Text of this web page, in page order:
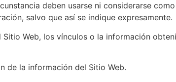
deben usarse ni considerarse
salvo que así se indique expresamente.
Web, los vínculos o la información
de la información del Sitio Web.